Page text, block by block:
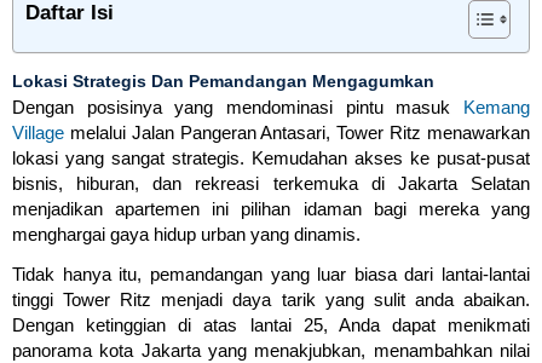
Daftar Isi
Lokasi Strategis Dan Pemandangan Mengagumkan
Dengan posisinya yang mendominasi pintu masuk Kemang
Village melalui Jalan Pangeran Antasari, Tower Ritz menawarkan
lokasi yang sangat strategis. Kemudahan akses ke pusat-pusat
bisnis, hiburan, dan rekreasi terkemuka di Jakarta Selatan
menjadikan apartemen ini pilihan idaman bagi mereka yang
menghargai gaya hidup urban yang dinamis.
Tidak hanya itu, pemandangan yang luar biasa dari lantai-lantai
tinggi Tower Ritz menjadi daya tarik yang sulit anda abaikan.
Dengan ketinggian di atas lantai 25, Anda dapat menikmati
panorama kota Jakarta yang menakjubkan, menambahkan nilai